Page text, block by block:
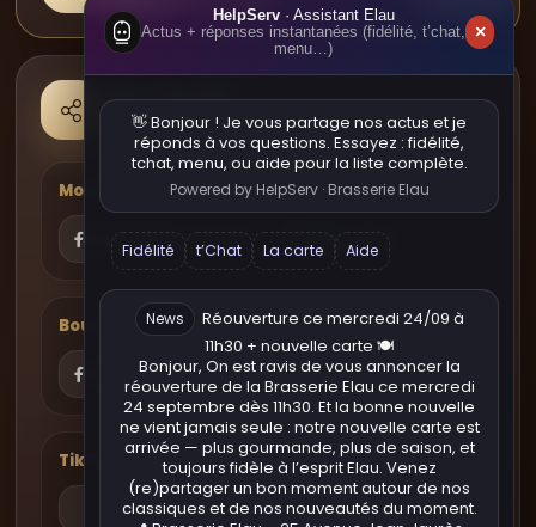
Nos réseaux
Deux établissements, une seule passion.
Montval-sur-Loir
Facebook Instagram
Bourgueil
Facebook Instagram
TikTok commun
@brasserieelau
HelpServ· Assistant Elau
Actus + réponses instantanées (fidélité, t’chat,
menu…)
×
👋 Bonjour ! Je vous partage nos actus et je
réponds à vos questions. Essayez : fidélité,
tchat, menu, ou aide pour la liste complète.
Powered by HelpServ · Brasserie Elau
Fidélité t’Chat La carte Aide
News
Réouverture ce mercredi 24/09 à
11h30 + nouvelle carte 🍽️
Bonjour, On est ravis de vous annoncer la
réouverture de la Brasserie Elau ce mercredi
24 septembre dès 11h30. Et la bonne nouvelle
ne vient jamais seule : notre nouvelle carte est
arrivée — plus gourmande, plus de saison, et
toujours fidèle à l’esprit Elau. Venez
(re)partager un bon moment autour de nos
classiques et de nos nouveautés du moment.